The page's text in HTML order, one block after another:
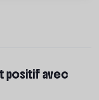
positif avec